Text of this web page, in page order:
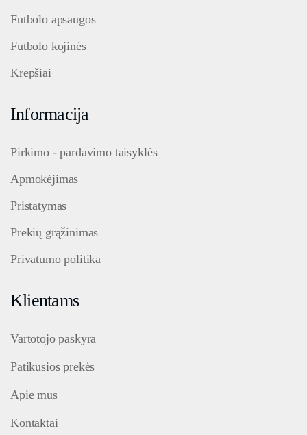
Futbolo apsaugos
Futbolo kojinės
Krepšiai
Informacija
Pirkimo - pardavimo taisyklės
Apmokėjimas
Pristatymas
Prekių grąžinimas
Privatumo politika
Klientams
Vartotojo paskyra
Patikusios prekės
Apie mus
Kontaktai